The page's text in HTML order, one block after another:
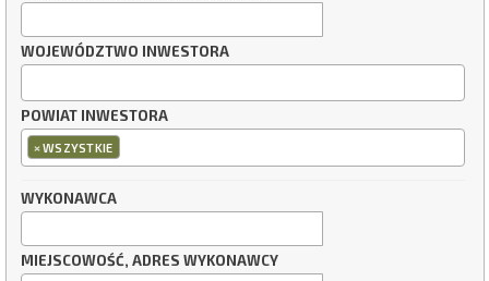
WOJEWÓDZTWO INWESTORA
POWIAT INWESTORA
×WSZYSTKIE
WYKONAWCA
MIEJSCOWOŚĆ, ADRES WYKONAWCY